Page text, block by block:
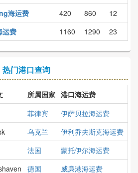
海运费
420 860
12
运费
1160 1290 23
热门港口查询
所属国家 港口海运费
菲律宾
伊萨贝拉海运费
乌克兰
伊利乔夫斯克海运费
法国
蒙托伊尔海运费
德国
威廉港海运费